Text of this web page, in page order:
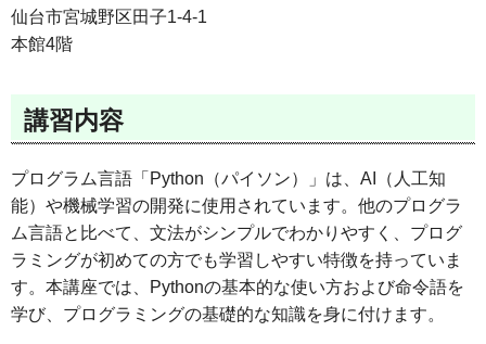
仙台市宮城野区田子1-4-1
本館4階
講習内容
プログラム言語「Python（パイソン）」は、AI（人工知
能）や機械学習の開発に使用されています。他のプログラ
ム言語と比べて、文法がシンプルでわかりやすく、プログ
ラミングが初めての方でも学習しやすい特徴を持っていま
す。本講座では、Pythonの基本的な使い方および命令語を
学び、プログラミングの基礎的な知識を身に付けます。